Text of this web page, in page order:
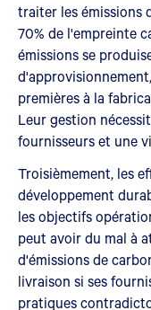
traiter les émissions
70% de l'empreinte
émissions se
premières à la
Leur gestion
fournisseurs et une
Troisièmement, les
développement
les objectifs
peut avoir du mal à
d'émissions de
livraison si ses
pratiques